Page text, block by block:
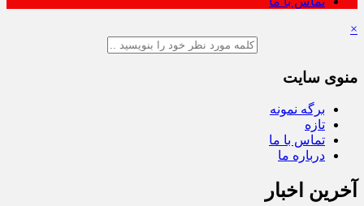
×
منوی سایت
برگه نمونه
تازه
تماس با ما
درباره ما
آخرین اخبار